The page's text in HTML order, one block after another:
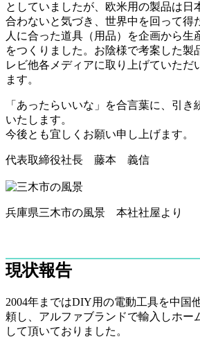
としていましたが、欧米用の製品は日
合わないと気づき、世界中を回って得
人に合った道具（用品）を企画から生
をつくりました。お陰様で考案した製
レビ他各メディアに取り上げていただ
ます。
「あったらいいな」を合言葉に、引き
いたします。
今後とも宜しくお願い申し上げます。
代表取締役社長 藤本 義信
兵庫県三木市の風景 本社社屋より
現状報告
2004年まではDIY用の電動工具を中国
頼し、アルファブランドで輸入しホー
して頂いておりました。